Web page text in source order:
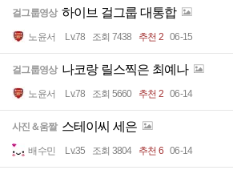
걸그룹영상 하이브 걸그룹 대통합
노윤서 Lv.78 조회 7438 추천 2 06-15
걸그룹영상 나코랑 릴스찍은 최예나
노윤서 Lv.78 조회 5660 추천 2 06-14
사진＆움짤 스테이씨 세은
배수민 Lv.35 조회 3804 추천 6 06-14